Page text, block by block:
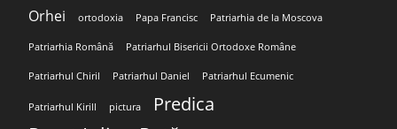
Orhei ortodoxia Papa Francisc Patriarhia de la Moscova
Patriarhia Română Patriarhul Bisericii Ortodoxe Române
Patriarhul Chiril Patriarhul Daniel Patriarhul Ecumenic
Patriarhul Kirill pictura Predica